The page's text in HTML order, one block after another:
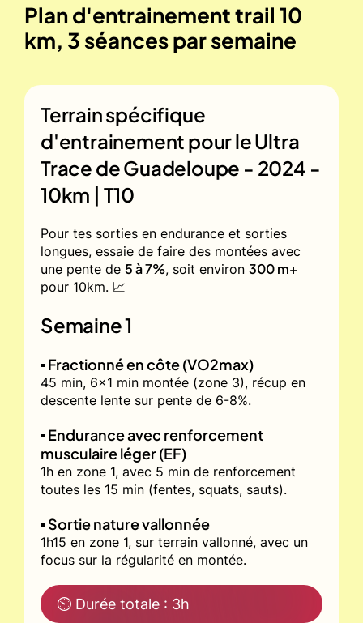
Plan d'entrainement trail 10
km, 3 séances par semaine
Terrain spécifique
d'entrainement pour leUltra
Trace de Guadeloupe - 2024 -
10km | T10
Pour tes sorties en endurance et sorties
longues, essaie de faire des montées avec
une pente de 5 à 7%, soit environ 300 m+
pour 10km. 📈
Semaine 1
▪️ Fractionné en côte (VO2max)
45 min, 6x1 min montée (zone 3), récup en
descente lente sur pente de 6-8%.
▪️ Endurance avec renforcement
musculaire léger (EF)
1h en zone 1, avec 5 min de renforcement
toutes les 15 min (fentes, squats, sauts).
▪️ Sortie nature vallonnée
1h15 en zone 1, sur terrain vallonné, avec un
focus sur la régularité en montée.
⏲ Durée totale : 3h